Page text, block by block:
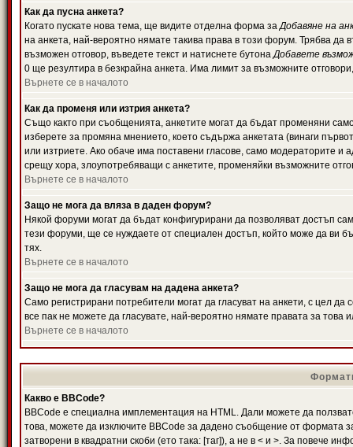
Как да пусна анкета?
Когато пускате нова тема, ще видите отделна форма заДобавяне на
на анкета, най-вероятно нямате такива права в този форум. Трябва да
възможен отговор, въведете текст и натиснете бутонаДобавете
0 ще резултира в безкрайна анкета. Има лимит за възможните
Върнете се в началото
Как да променя или изтрия анкета?
Също както при съобщенията, анкетите могат да бъдат променяни
изберете за промяна мнението, което съдържа анкетата (винаги
или изтриете. Ако обаче има поставени гласове, само модераторите и
срещу хора, злоупотребяващи с анкетите, променяйки възможните
Върнете се в началото
Защо не мога да вляза в даден форум?
Някой форуми могат да бъдат конфигурирани да позволяват достъп
тези форуми, ще се нуждаете от специален достъп, който може да ви
тях.
Върнете се в началото
Защо не мога да гласувам на дадена анкета?
Само регистрирани потребители могат да гласуват на анкети, с цел
все пак не можете да гласувате, най-вероятно нямате правата за това
Върнете се в началото
Какво е BBCode?
BBCode е специална имплементация на HTML. Дали можете да
това, можете да изключите BBCode за дадено съобщение от формата
затворени в квадратни скоби (ето така: [таг]), а не в < и >. За повече